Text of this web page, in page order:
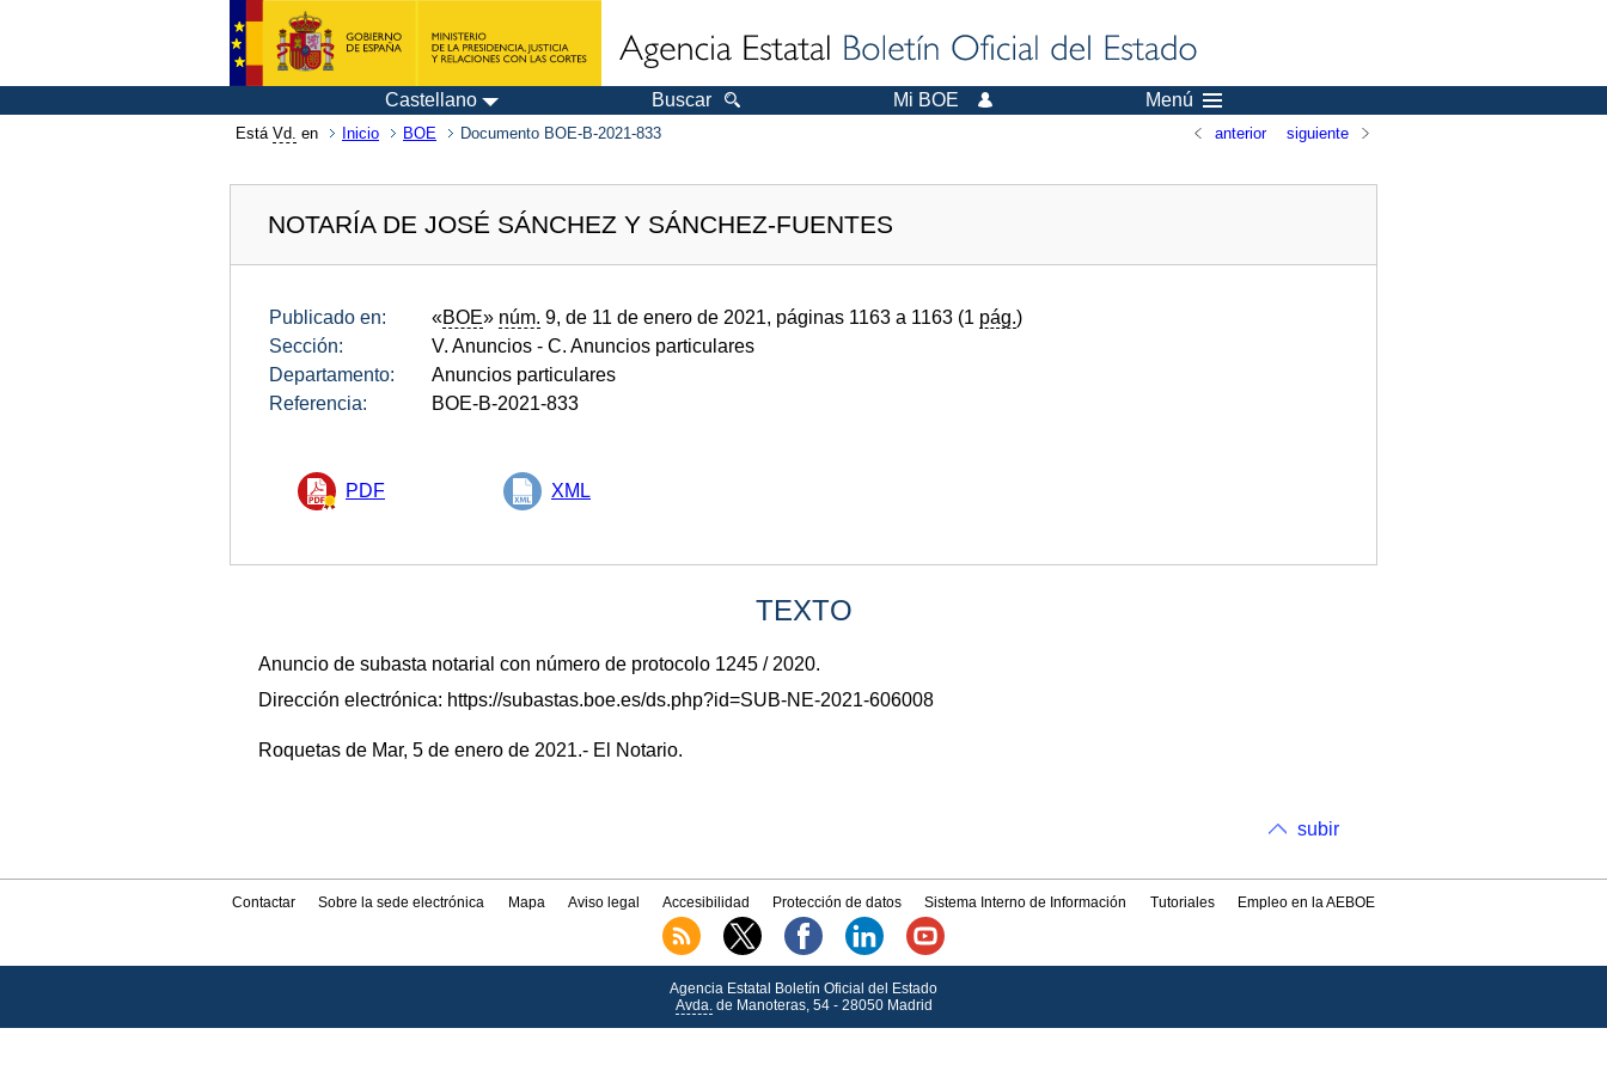
Castellano Buscar Mi BOE Menú
Está Vd. en Inicio BOE Documento BOE-B-2021-833 anterior siguiente
NOTARÍA DE JOSÉ SÁNCHEZ Y SÁNCHEZ-FUENTES
Publicado en: «BOE» núm. 9, de 11 de enero de 2021, páginas 1163 a 1163 (1 pág.)
Sección:
V. Anuncios - C. Anuncios particulares
Departamento:
Anuncios particulares
Referencia:
BOE-B-2021-833
PDF XML
TEXTO
Anuncio de subasta notarial con número de protocolo 1245 / 2020.
Dirección electrónica: https://subastas.boe.es/ds.php?id=SUB-NE-2021-606008
Roquetas de Mar, 5 de enero de 2021.- El Notario.
subir
Contactar Sobre la sede electrónica Mapa Aviso legal Accesibilidad Protección de datos Sistema Interno de Información Tutoriales Empleo en la AEBOE
Agencia Estatal Boletín Oficial del Estado
Avda.de Manoteras, 54 - 28050 Madrid